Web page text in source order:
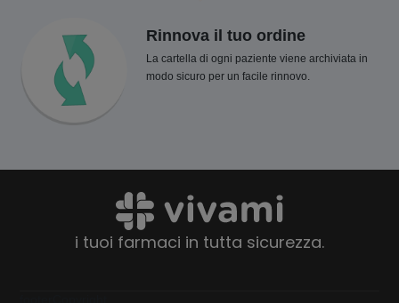
Rinnova il tuo ordine
La cartella di ogni paziente viene archiviata in
modo sicuro per un facile rinnovo.
i tuoi farmaci in tutta sicurezza.